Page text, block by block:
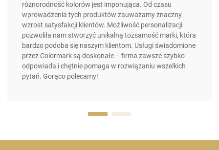
różnorodność kolorów jest imponująca. Od czasu
wprowadzenia tych produktów zauważamy znaczny
wzrost satysfakcji klientów. Możliwość personalizacji
pozwoliła nam stworzyć unikalną tożsamość marki, która
bardzo podoba się naszym klientom. Usługi świadomione
przez Colormark są doskonałe – firma zawsze szybko
odpowiada i chętnie pomaga w rozwiązaniu wszelkich
pytań. Gorąco polecamy!